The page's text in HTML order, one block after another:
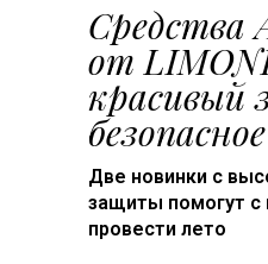
Средства
от
красивый
Две новинки с
защиты помогут
провести лето